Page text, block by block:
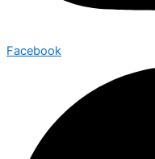
Facebook